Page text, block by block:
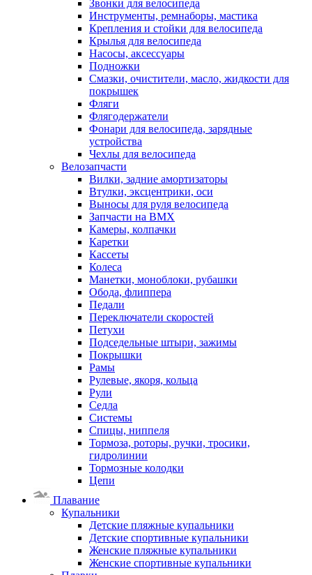
Звонки для велосипеда
Инструменты, ремнаборы, мастика
Крепления и стойки для велосипеда
Крылья для велосипеда
Насосы, аксессуары
Подножки
Смазки, очистители, масло, жидкости для
покрышек
Фляги
Флягодержатели
Фонари для велосипеда, зарядные
устройства
Чехлы для велосипеда
Велозапчасти
Вилки, задние амортизаторы
Втулки, эксцентрики, оси
Выносы для руля велосипеда
Запчасти на BMX
Камеры, колпачки
Каретки
Кассеты
Колеса
Манетки, моноблоки, рубашки
Обода, флиппера
Педали
Переключатели скоростей
Петухи
Подседельные штыри, зажимы
Покрышки
Рамы
Рулевые, якоря, кольца
Рули
Седла
Системы
Спицы, ниппеля
Тормоза, роторы, ручки, тросики,
гидролинии
Тормозные колодки
Цепи
Плавание
Купальники
Детские пляжные купальники
Детские спортивные купальники
Женские пляжные купальники
Женские спортивные купальники